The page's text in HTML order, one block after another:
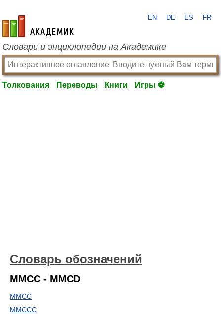
academic.ru
EN DE ES FR
Словари и энциклопедии на Академике
Толкования Переводы Книги Игры ⚽
Словарь обозначений
MMCC - MMCD
MMCC
MMCCC